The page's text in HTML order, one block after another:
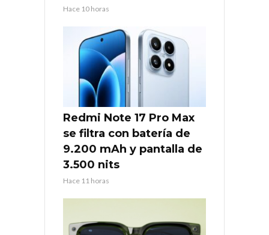
Hace 10 horas
Redmi Note 17 Pro Max
se filtra con batería de
9.200 mAh y pantalla de
3.500 nits
Hace 11 horas